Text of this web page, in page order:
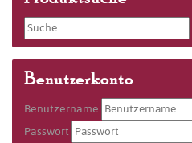
Benutzerkonto
Benutzername
Passwort